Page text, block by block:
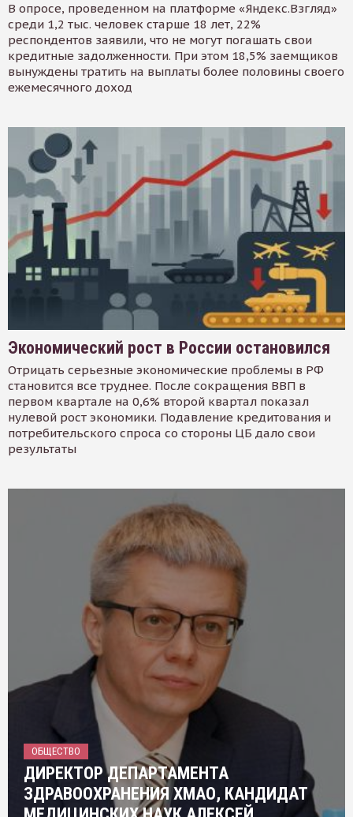
В опросе, проведенном на платформе «Яндекс.Взгляд»
среди 1,2 тыс. человек старше 18 лет, 22%
респондентов заявили, что не могут погашать свои
кредитные задолженности. При этом 18,5% заемщиков
вынуждены тратить на выплаты более половины своего
ежемесячного доход
Экономический рост в России остановился
Отрицать серьезные экономические проблемы в РФ
становится все труднее. После сокращения ВВП в
первом квартале на 0,6% второй квартал показал
нулевой рост экономики. Подавление кредитования и
потребительского спроса со стороны ЦБ дало свои
результаты
ОБЩЕСТВО
ДИРЕКТОР ДЕПАРТАМЕНТА
ЗДРАВООХРАНЕНИЯ ХМАО, КАНДИДАТ